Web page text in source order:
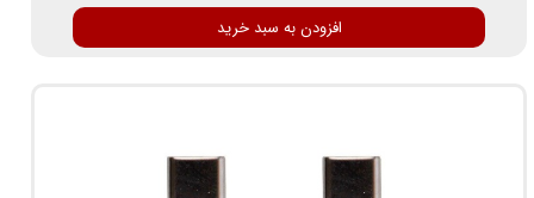
افزودن به سبد خرید